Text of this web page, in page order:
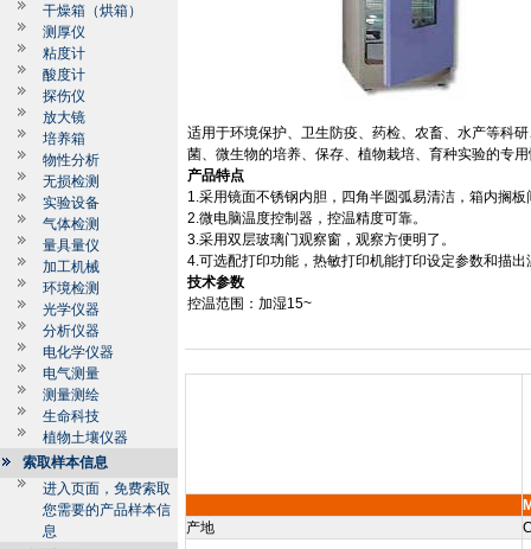
干燥箱（烘箱）
测厚仪
粘度计
酸度计
探伤仪
放大镜
培养箱
物性分析
无损检测
实验设备
气体检测
量具量仪
加工机械
环境检测
光学仪器
分析仪器
电化学仪器
电气测量
测量测绘
生命科技
植物土壤仪器
索取样本信息
进入页面，免费索取
您需要的产品样本信
息
适用于环境保护、卫生防疫、药检、农畜、水产等科
菌、微生物的培养、保存、植物栽培、育种实验的专
产品特点
1.采用镜面不锈钢内胆，四角半圆弧易清洁，箱内搁板
2.微电脑温度控制器，控温精度可靠。
3.采用双层玻璃门观察窗，观察方便明了。
4.可选配打印功能，热敏打印机能打印设定参数和描出
技术参数
控温范围：加湿15~
产地